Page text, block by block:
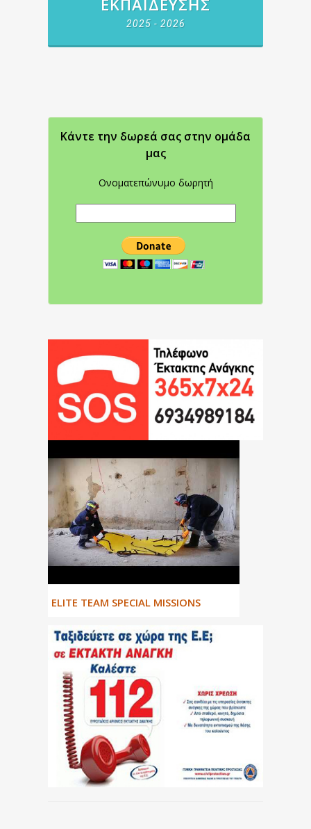
2025 - 2026
Κάντε την δωρεά σας στην oμάδα
μας
Ονοματεπώνυμο δωρητή
ΕLITE TEAM SPECIAL MISSIONS